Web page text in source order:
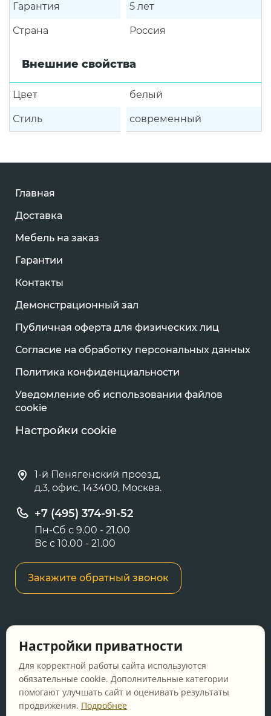
Гарантия 5 лет
Страна Россия
Внешние свойства
Цвет белый
Стиль современный
Главная
Доставка
Мебель на заказ
Гарантии
Контакты
Демонстрационный зал
Публичная оферта для физических лиц
Согласие на обработку персональных данных
Политика конфиденциальности
Уведомление об использовании файлов
cookie
Настройки cookie
1-й Пенягенский проезд,
д.3, офис, 143400, Москва.
+7 (495) 374-91-52
Пн-Сб с 9.00 - 21.00
Вс с 10.00 - 21.00
Закажите обратный звонок
сайте носит информационный характер и не
является публичной офертой, определяемой
положениями Статьи 437 ГК РФ.
Перед оформлением заказа уточняйте
актуальную цену у менеджера по телефону.
Настройки приватности
Для корректной работы сайта используются
обязательные cookie. Дополнительные категории
помогают улучшать сайт и оценивать результаты
продвижения. Подробнее